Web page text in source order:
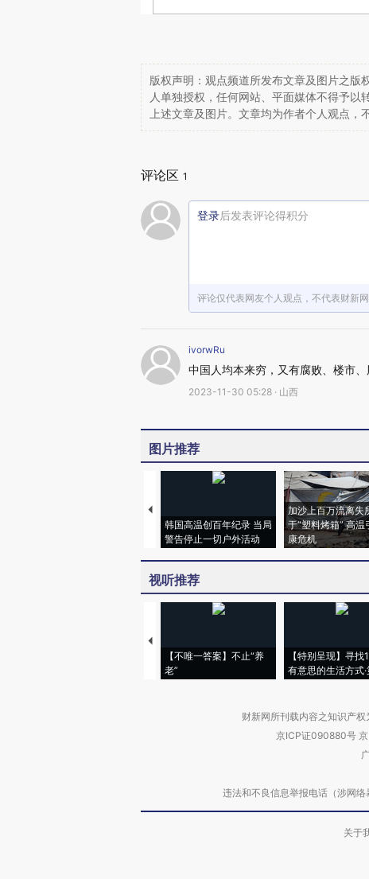
版权声明：观点频道所发布文章及图片之版
人单独授权，任何网站、平面媒体不得予以
上述文章及图片。文章均为作者个人观点，
评论区 1
登录后发表评论得积分
评论仅代表网友个人观点，不代表财新
ivorwRu
中国人均本来穷，又有腐败、楼市
2023-11-30 05:28 · 山西
图片推荐
韩国高温创百年纪录 当局
警告停止一切户外活动
加沙上百万流离失
于“塑料烤箱” 高温
康危机
视听推荐
【不唯一答案】不止“养
老”
【特别呈现】寻
有意思的生活方式
财新网所刊载内容之知识产
京ICP证090880号
违法和不良信息举报电话（涉网
关于